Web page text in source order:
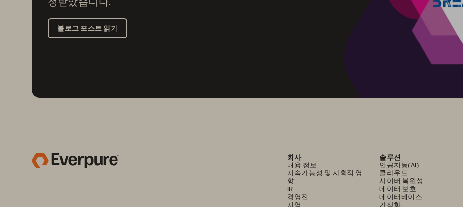
블로그 포스트 읽기
회사
채용 정보
지속가능성 및 사회적 영
향
IR
경영진
지역
솔루션
인공지능(AI)
클라우드
사이버 복원성
데이터 보호
데이터베이스
가상화